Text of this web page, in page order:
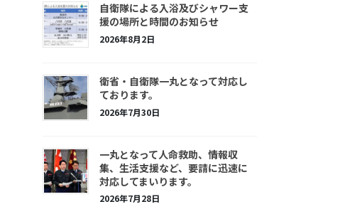
自衛隊による入浴及びシャワー支
援の場所と時間のお知らせ
2026年8月2日
衛省・自衛隊一丸となって対応し
ております。
2026年7月30日
一丸となって人命救助、情報収
集、生活支援など、要請に迅速に
対応してまいります。
2026年7月28日